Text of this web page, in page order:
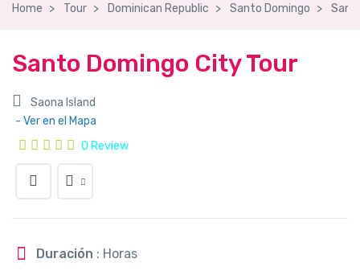
Home Tour Dominican Republic Santo Domingo
Santo Domingo City Tour
Saona Island
- Ver en el Mapa
0 Review
Duración : Horas